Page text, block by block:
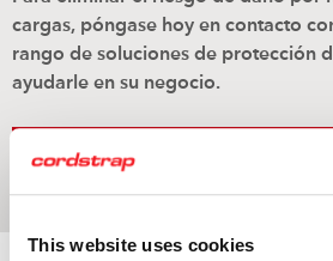
This website uses cookies
cargas, póngase hoy en contacto
rango de soluciones de protección
ayudarle en su negocio.
Reserve una cita con su experto